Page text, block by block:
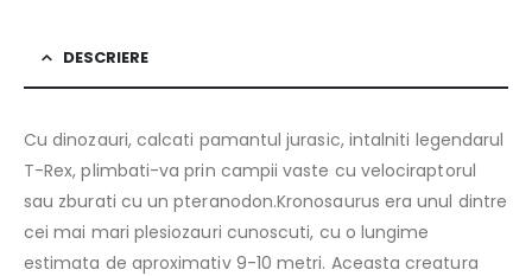
DESCRIERE
Cu dinozauri, calcati pamantul jurasic, intalniti legendarul
T-Rex, plimbati-va prin campii vaste cu velociraptorul
sau zburati cu un pteranodon.Kronosaurus era unul dintre
cei mai mari plesiozauri cunoscuti, cu o lungime
estimata de aproximativ 9-10 metri. Aceasta creatura